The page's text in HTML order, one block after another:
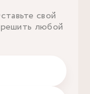
свой
любой